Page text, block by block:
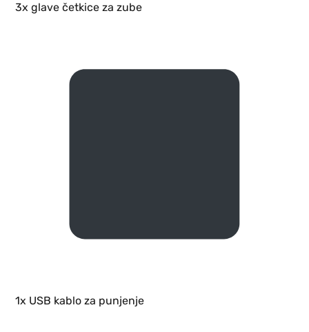
3x glave četkice za zube
1x USB kablo za punjenje